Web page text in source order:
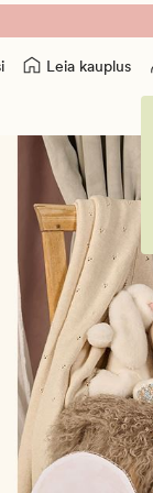
Leia kauplus